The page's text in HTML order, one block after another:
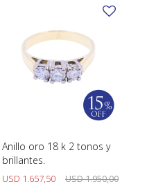
Anillo oro 18 k 2 tonos y
brillantes.
USD 1.657,50 USD1.950,00